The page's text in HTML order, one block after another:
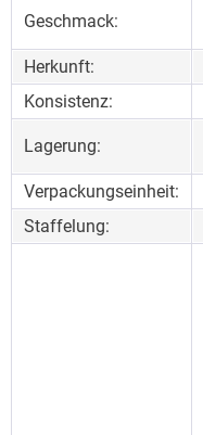
Geschmack:
Herkunft:
Konsistenz:
Lagerung:
Verpackungseinheit:
Staffelung: